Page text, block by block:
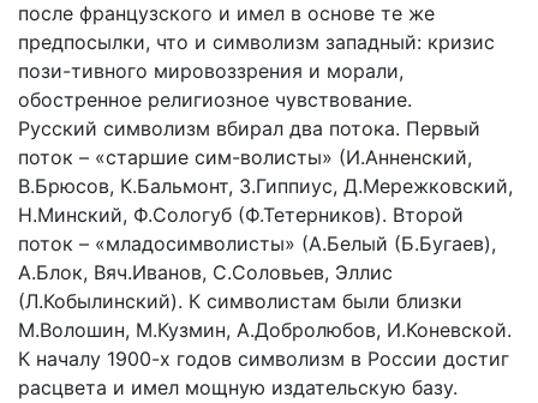
после французского и имел в основе те же
предпосылки, что и символизм западный: кризис
пози-тивного мировоззрения и морали,
обостренное религиозное чувствование.
Русский символизм вбирал два потока. Первый
поток – «старшие сим-волисты» (И.Анненский,
В.Брюсов, К.Бальмонт, З.Гиппиус, Д.Мережковский,
Н.Минский, Ф.Сологуб (Ф.Тетерников). Второй
поток – «младосимволисты» (А.Белый (Б.Бугаев),
А.Блок, Вяч.Иванов, С.Соловьев, Эллис
(Л.Кобылинский). К символистам были близки
М.Волошин, М.Кузмин, А.Добролюбов, И.Коневской.
К началу 1900-х годов символизм в России достиг
расцвета и имел мощную издательскую базу.